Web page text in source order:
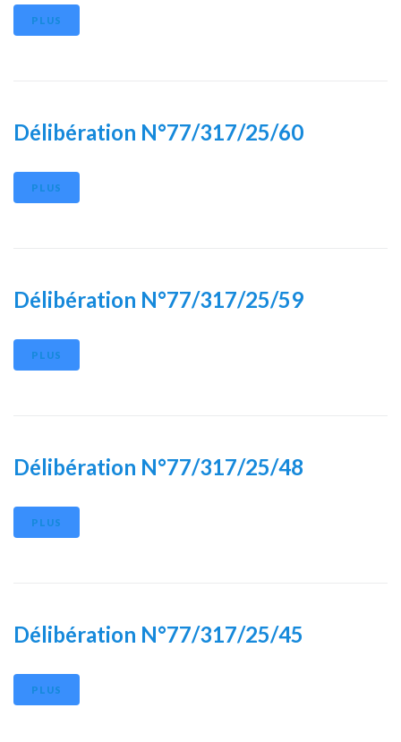
PLUS
Délibération N°77/317/25/60
PLUS
Délibération N°77/317/25/59
PLUS
Délibération N°77/317/25/48
PLUS
Délibération N°77/317/25/45
PLUS